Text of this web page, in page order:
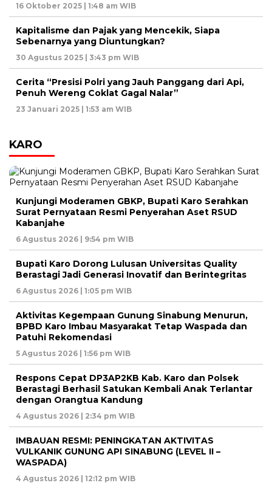
16 Oktober 2025 | 1:48 am WIB
Kapitalisme dan Pajak yang Mencekik, Siapa
Sebenarnya yang Diuntungkan?
30 Agustus 2025 | 3:43 pm WIB
Cerita “Presisi Polri yang Jauh Panggang dari Api,
Penuh Wereng Coklat Gagal Nalar”
23 Januari 2025 | 1:53 am WIB
KARO
Kunjungi Moderamen GBKP, Bupati Karo Serahkan
Surat Pernyataan Resmi Penyerahan Aset RSUD
Kabanjahe
6 Agustus 2026 | 9:54 pm WIB
Bupati Karo Dorong Lulusan Universitas Quality
Berastagi Jadi Generasi Inovatif dan Berintegritas
6 Agustus 2026 | 1:05 pm WIB
Aktivitas Kegempaan Gunung Sinabung Menurun,
BPBD Karo Imbau Masyarakat Tetap Waspada dan
Patuhi Rekomendasi
5 Agustus 2026 | 1:56 pm WIB
Respons Cepat DP3AP2KB Kab. Karo dan Polsek
Berastagi Berhasil Satukan Kembali Anak Terlantar
dengan Orangtua Kandung
4 Agustus 2026 | 2:34 pm WIB
IMBAUAN RESMI: PENINGKATAN AKTIVITAS
VULKANIK GUNUNG API SINABUNG (LEVEL II –
WASPADA)
4 Agustus 2026 | 12:12 pm WIB